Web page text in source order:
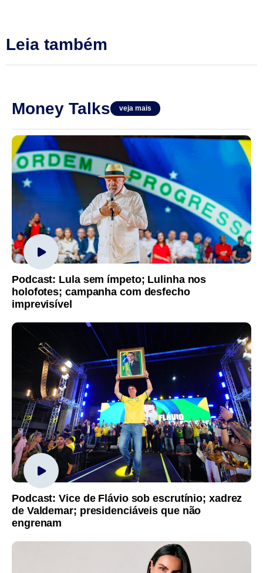
Leia também
Money Talks veja mais
Podcast: Lula sem ímpeto; Lulinha nos
holofotes; campanha com desfecho
imprevisível
Podcast: Vice de Flávio sob escrutínio; xadrez
de Valdemar; presidenciáveis que não
engrenam